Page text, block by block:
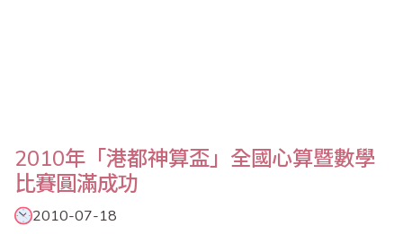
2010年「港都神算盃」全國心算暨數學
比賽圓滿成功
2010-07-18